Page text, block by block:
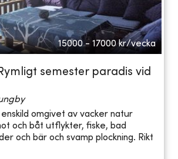
15000 - 17000 kr/vecka
semester paradis vid
omgivet av vacker natur
och båt utflykter, fiske, bad
och bär och svamp plockning. Rikt